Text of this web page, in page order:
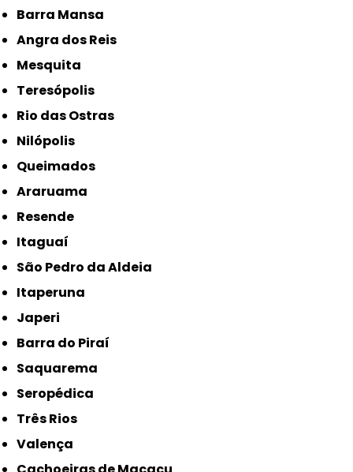
Barra Mansa
Angra dos Reis
Mesquita
Teresópolis
Rio das Ostras
Nilópolis
Queimados
Araruama
Resende
Itaguaí
São Pedro da Aldeia
Itaperuna
Japeri
Barra do Piraí
Saquarema
Seropédica
Três Rios
Valença